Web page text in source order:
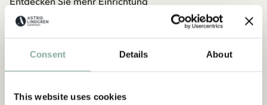
Consent Details About
This website uses cookies
TEXTIL KÜCHE & GEDECKTER TISCH